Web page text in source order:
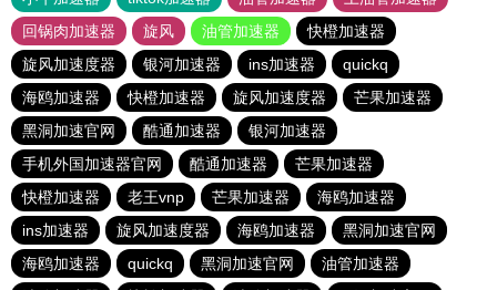
回锅肉加速器
旋风 油管加速器
快橙加速器
旋风加速度器
银河加速器 ins加速器
quickq
海鸥加速器
快橙加速器 旋风加速度器
芒果加速器
黑洞加速官网
酷通加速器
银河加速器
手机外国加速器官网
酷通加速器
芒果加速器
快橙加速器
老王vnp 芒果加速器
海鸥加速器
ins加速器
旋风加速度器 海鸥加速器
黑洞加速官网
海鸥加速器
quickq 黑洞加速官网
油管加速器